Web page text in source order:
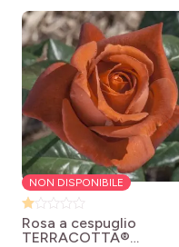
NON DISPONIBILE
Rosa a cespuglio
TERRACOTTA®